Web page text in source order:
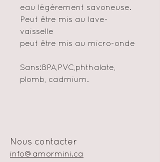
eau légèrement savoneuse.
Peut être mis au lave-
vaisselle
peut être mis au micro-onde
Sans:BPA,PVC,phthalate,
plomb, cadmium.
Nous contacter
info@amormini.ca